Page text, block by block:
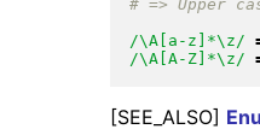
/\A[a-z]*\z/
/\A[A-Z]*\z/
[SEE_ALSO]